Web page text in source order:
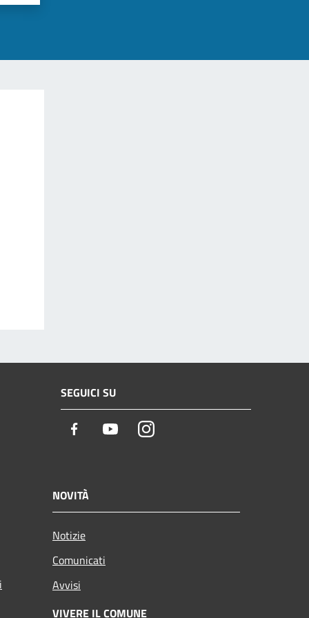
SEGUICI SU
Facebook YoutubeInstagram
NOVITÀ
Notizie
Comunicati
Avvisi
VIVERE IL COMUNE